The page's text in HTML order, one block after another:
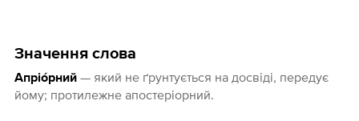
Значення слова
Апріо́рний— який не ґрунтується на досвіді, передує
йому; протилежне апостеріорний.